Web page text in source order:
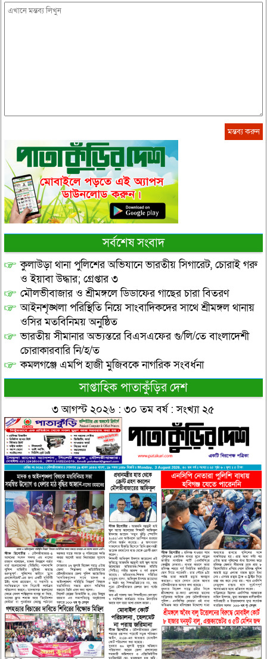
সর্বশেষ সংবাদ
কুলাউড়া থানা পুলিশের অভিযানে ভারতীয় সিগারেট, চোরাই গরু
ও ইয়াবা উদ্ধার; গ্রেপ্তার ৩
মৌলভীবাজার ও শ্রীমঙ্গলে ডিডাফের গাছের চারা বিতরণ
আইনশৃঙ্খলা পরিস্থিতি নিয়ে সাংবাদিকদের সাথে শ্রীমঙ্গল থানায়
ওসির মতবিনিময় অনুষ্ঠিত
ভারতীয় সীমানার অভ্যন্তরে বিএসএফের গু/লি/তে বাংলাদেশী
চোরাকারবারি নি/হ/ত
কমলগঞ্জে এমপি হাজী মুজিবকে নাগরিক সংবর্ধনা
সাপ্তাহিক পাতাকুঁড়ির দেশ
৩ আগস্ট ২০২৬ : ৩০ তম বর্ষ : সংখ্যা ২৫